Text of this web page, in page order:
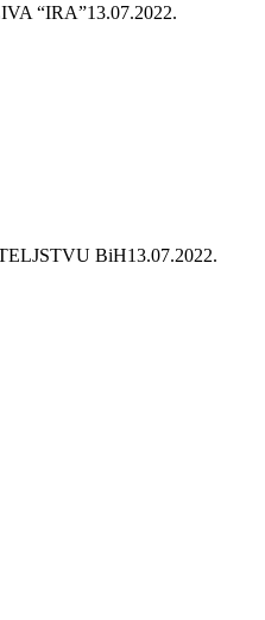
“IRA”13.07.2022.
BiH13.07.2022.